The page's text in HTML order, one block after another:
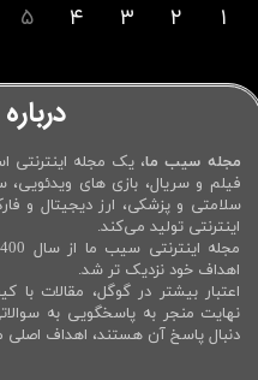
۱ ۲ ۳ ۴ ۵
مجله سیب ما، یک مجله اینترنتی
فیلم و سریال، بازی های
سلامتی و پزشکی، ارز دیجیتال و
اینترنتی تولید می‌کند.
اهداف خود نزدیک تر شد.
اعتبار بیشتر در گوگل، مقالات با
نهایت منجر به پاسخگویی به
دنبال پاسخ آن هستند، اهداف اصلی